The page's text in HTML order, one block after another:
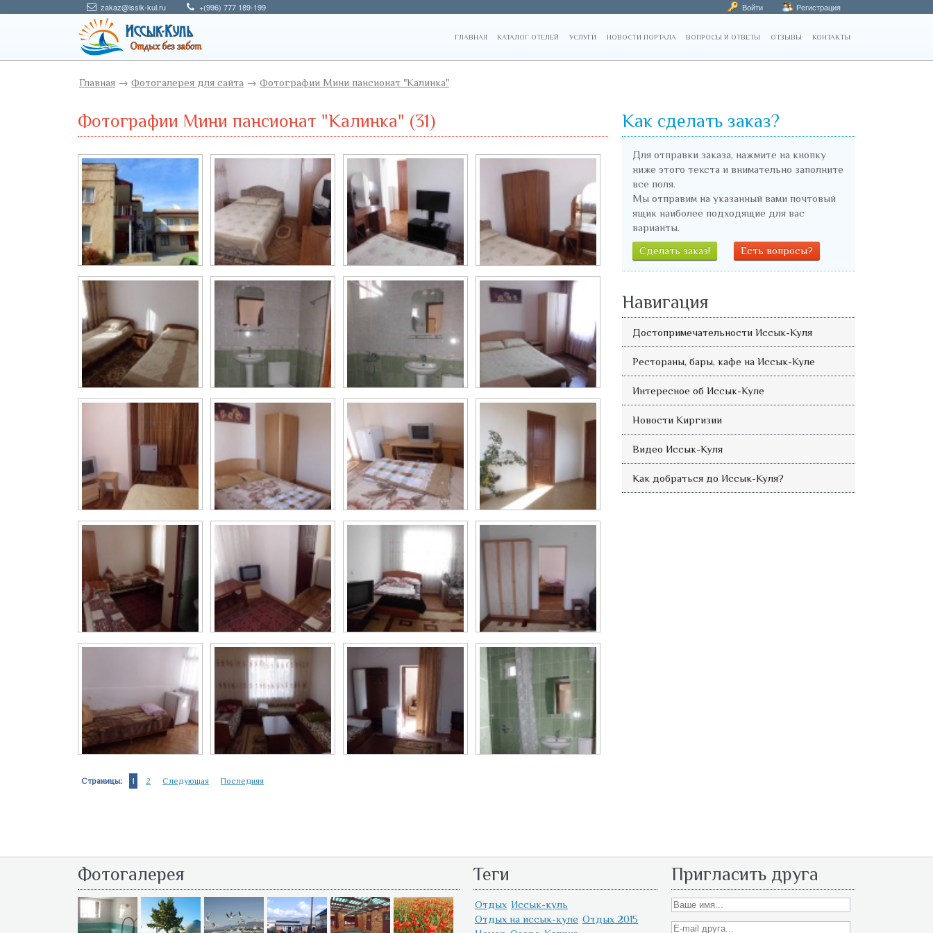
zakaz@issik-kul.ru +(996) 777 189-199 Войти Регистрация
ГЛАВНАЯ КАТАЛОГ ОТЕЛЕЙ УСЛУГИ НОВОСТИ ПОРТАЛА ВОПРОСЫ И ОТВЕТЫ ОТЗЫВЫ КОНТАКТЫ
Главная → Фотогалерея для сайта → Фотографии Мини пансионат "Калинка"
Фотографии Мини пансионат "Калинка" (31)
Двухместный... Двухместный... Двухместный...
Санузел. Мини... Двухместный...
Двухместный... Мини пансионат... Номер. Мини...
Даухместный... Номер. Мини...
Двухкомнатный...
Страницы: 1 2 Следующая Последняя
Как сделать заказ?
Для отправки заказа, нажмите на кнопку
ниже этого текста и внимательно заполните
все поля.
Мы отправим на указанный вами почтовый
ящик наиболее подходящие для вас
варианты.
Сделать заказ!
Есть вопросы?
Навигация
Достопримечательности Иссык-Куля
Рестораны, бары, кафе на Иссык-Куле
Интересное об Иссык-Куле
Новости Киргизии
Видео Иссык-Куля
Как добраться до Иссык-Куля?
Фотогалерея Теги
Отдых Иссык-куль
Отдых на иссык-куле Отдых 2015
Пригласить друга